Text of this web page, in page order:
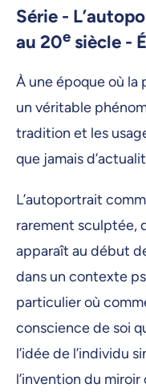
Série -
au 20e siècle -
À une époque où la
un véritable
tradition et les
que jamais
L’autoportrait
rarement sculptée,
apparaît au début
dans un contexte
particulier où
conscience de soi
l’idée de l’individu
l’invention du